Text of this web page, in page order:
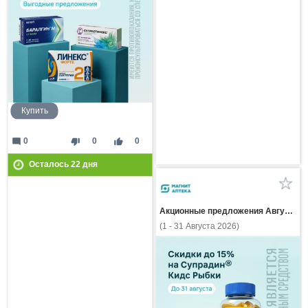
Купить
thumb_down 0 thumb_up 0
mode_comment 0
Осталось 22дня
Акционные предложения Августа
(1 - 31 Августа 2026)